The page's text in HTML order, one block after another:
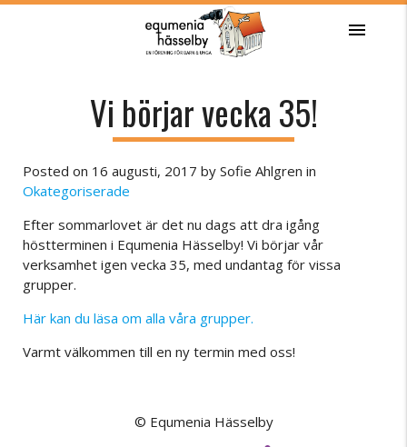
menu
Vi börjar vecka 35!
Posted on 16 augusti, 2017 by Sofie Ahlgren in
Okategoriserade
Efter sommarlovet är det nu dags att dra igång
höstterminen i Equmenia Hässelby! Vi börjar vår
verksamhet igen vecka 35, med undantag för vissa
grupper.
Här kan du läsa om alla våra grupper.
Varmt välkommen till en ny termin med oss!
© Equmenia Hässelby